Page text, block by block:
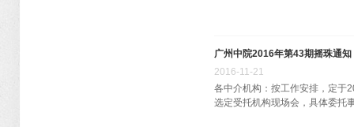
广州中院2016年第43期摇珠通知
各中介机构：按工作安排，定于
选定受托机构现场会，具体委托
2016-11-21